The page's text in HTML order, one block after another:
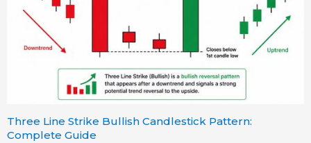
Three Line Strike Bullish Candlestick Pattern:
Complete Guide